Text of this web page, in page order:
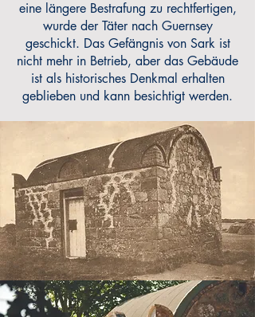
eine längere Bestrafung zu rechtfertigen,
wurde der Täter nach Guernsey
geschickt. Das Gefängnis von Sark ist
nicht mehr in Betrieb, aber das Gebäude
ist als historisches Denkmal erhalten
geblieben und kann besichtigt werden.